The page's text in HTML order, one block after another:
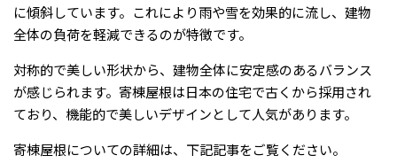
に傾斜しています。これにより雨や雪を効果的に流し、建物
全体の負荷を軽減できるのが特徴です。
対称的で美しい形状から、建物全体に安定感のあるバランス
が感じられます。寄棟屋根は日本の住宅で古くから採用され
ており、機能的で美しいデザインとして人気があります。
寄棟屋根についての詳細は、下記記事をご覧ください。